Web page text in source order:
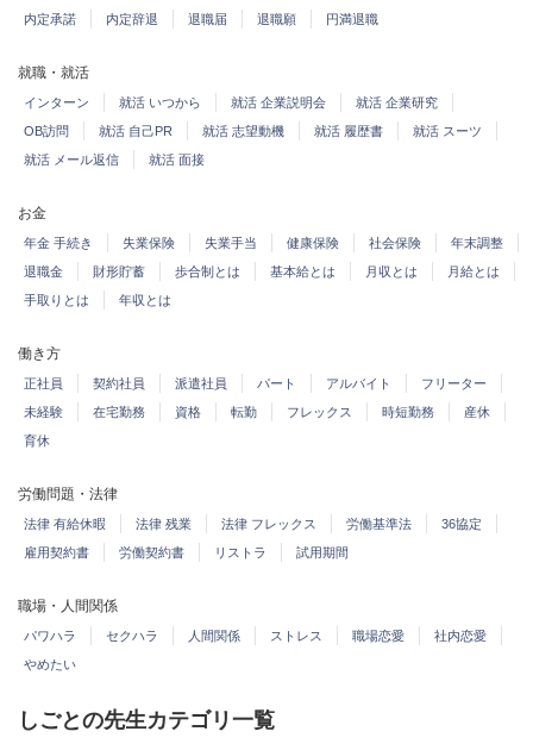
内定承諾 内定辞退 退職届 退職願 円満退職
就職・就活
インターン 就活 いつから 就活 企業説明会
就活 企業研究
OB訪問
就活 自己PR 就活 志望動機 就活 履歴書
就活 スーツ
就活 メール返信
就活 面接
お金
年金 手続き 失業保険 失業手当 健康保険 社会保険
年末調整
退職金
財形貯蓄 歩合制とは 基本給とは 月収とは
月給とは
手取りとは
年収とは
働き方
正社員 契約社員 派遣社員 パート アルバイト
フリーター
未経験
在宅勤務 資格 転勤 フレックス 時短勤務
産休
育休
労働問題・法律
法律 有給休暇 法律 残業 法律 フレックス 労働基準法
36協定
雇用契約書
労働契約書 リストラ 試用期間
職場・人間関係
パワハラ セクハラ 人間関係 ストレス 職場恋愛
社内恋愛
やめたい
しごとの先生カテゴリ一覧